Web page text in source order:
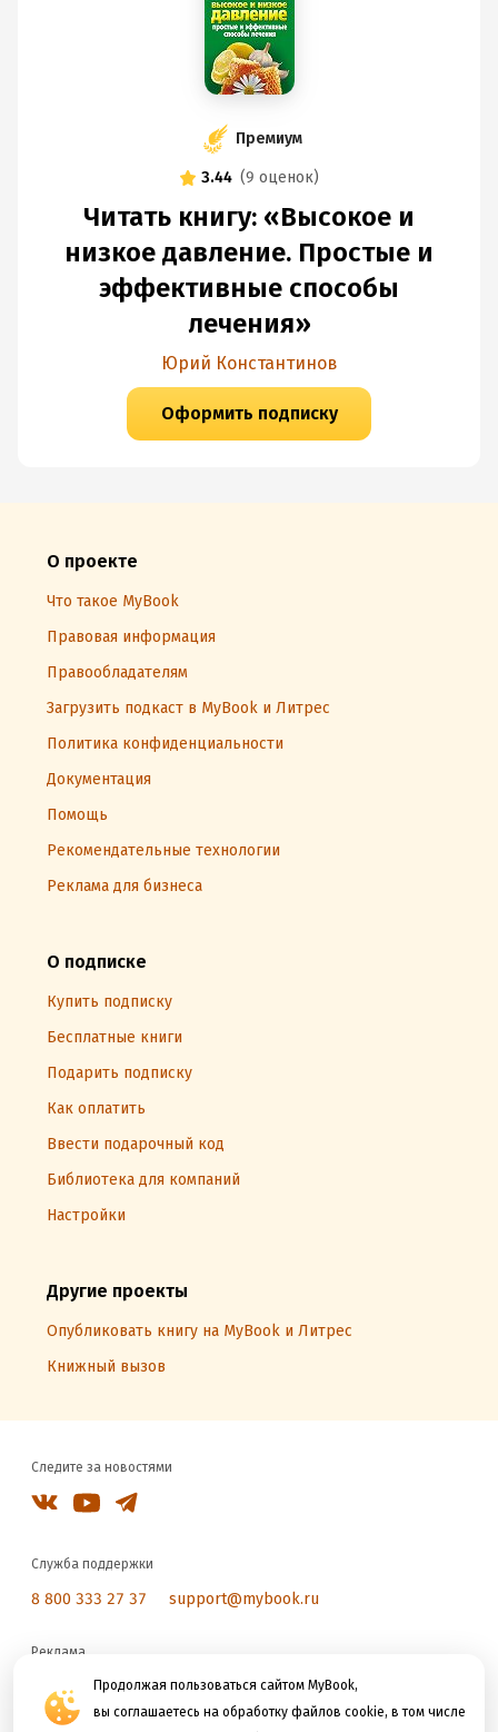
Продолжая пользоваться сайтом MyBook,
вы соглашаетесь на обработку файлов cookie, в том числе
Премиум
3.44 (9 оценок)
Читать книгу: «Высокое и
низкое давление. Простые и
эффективные способы
лечения»
Юрий Константинов
Оформить подписку
О проекте
Что такое MyBook
Правовая информация
Правообладателям
Загрузить подкаст в MyBook и Литрес
Политика конфиденциальности
Документация
Помощь
Рекомендательные технологии
Реклама для бизнеса
О подписке
Купить подписку
Бесплатные книги
Подарить подписку
Как оплатить
Ввести подарочный код
Библиотека для компаний
Настройки
Другие проекты
Опубликовать книгу на MyBook и Литрес
Книжный вызов
Следите за новостями
Служба поддержки
8 800 333 27 37 support@mybook.ru
Реклама
reklama@litres.ru